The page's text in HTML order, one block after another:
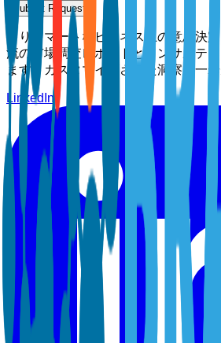
Submit Request
よりスマートなビジネス上の意思決
流の市場調査レポートとコンサルテ
ます。カスタマイズされた洞察で一
LinkedIn